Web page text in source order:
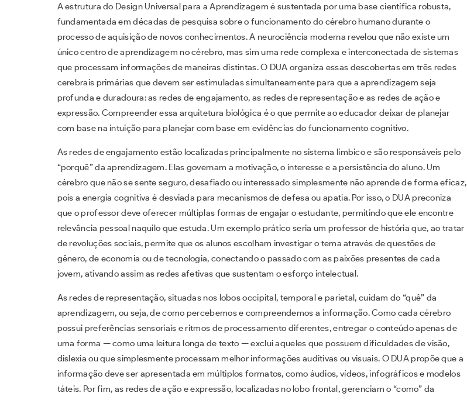
A estrutura do Design Universal para a Aprendizagem é sustentada por uma base científica robusta,
fundamentada em décadas de pesquisa sobre o funcionamento do cérebro humano durante o
processo de aquisição de novos conhecimentos. A neurociência moderna revelou que não existe um
único centro de aprendizagem no cérebro, mas sim uma rede complexa e interconectada de sistemas
que processam informações de maneiras distintas. O DUA organiza essas descobertas em três redes
cerebrais primárias que devem ser estimuladas simultaneamente para que a aprendizagem seja
profunda e duradoura: as redes de engajamento, as redes de representação e as redes de ação e
expressão. Compreender essa arquitetura biológica é o que permite ao educador deixar de planejar
com base na intuição para planejar com base em evidências do funcionamento cognitivo.
As redes de engajamento estão localizadas principalmente no sistema límbico e são responsáveis pelo
“porquê” da aprendizagem. Elas governam a motivação, o interesse e a persistência do aluno. Um
cérebro que não se sente seguro, desafiado ou interessado simplesmente não aprende de forma eficaz,
pois a energia cognitiva é desviada para mecanismos de defesa ou apatia. Por isso, o DUA preconiza
que o professor deve oferecer múltiplas formas de engajar o estudante, permitindo que ele encontre
relevância pessoal naquilo que estuda. Um exemplo prático seria um professor de história que, ao tratar
de revoluções sociais, permite que os alunos escolham investigar o tema através de questões de
gênero, de economia ou de tecnologia, conectando o passado com as paixões presentes de cada
jovem, ativando assim as redes afetivas que sustentam o esforço intelectual.
As redes de representação, situadas nos lobos occipital, temporal e parietal, cuidam do “quê” da
aprendizagem, ou seja, de como percebemos e compreendemos a informação. Como cada cérebro
possui preferências sensoriais e ritmos de processamento diferentes, entregar o conteúdo apenas de
uma forma — como uma leitura longa de texto — exclui aqueles que possuem dificuldades de visão,
dislexia ou que simplesmente processam melhor informações auditivas ou visuais. O DUA propõe que a
informação deve ser apresentada em múltiplos formatos, como áudios, vídeos, infográficos e modelos
táteis. Por fim, as redes de ação e expressão, localizadas no lobo frontal, gerenciam o “como” da